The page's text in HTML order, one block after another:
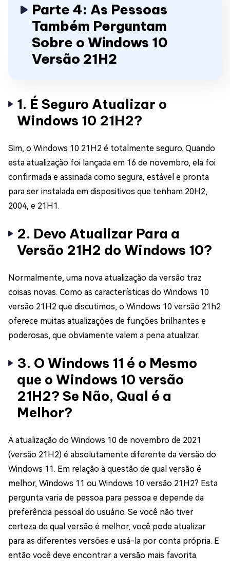
Parte 4: As Pessoas
Também Perguntam
Sobre o Windows 10
Versão 21H2
1. É Seguro Atualizar o
Windows 10 21H2?
Sim, o Windows 10 21H2 é totalmente seguro. Quando
esta atualização foi lançada em 16 de novembro, ela foi
confirmada e assinada como segura, estável e pronta
para ser instalada em dispositivos que tenham 20H2,
2004, e 21H1.
2. Devo Atualizar Para a
Versão 21H2 do Windows 10?
Normalmente, uma nova atualização da versão traz
coisas novas. Como as características do Windows 10
versão 21H2 que discutimos, o Windows 10 versão 21h2
oferece muitas atualizações de funções brilhantes e
poderosas, que obviamente valem a pena atualizar.
3. O Windows 11 é o Mesmo
que o Windows 10 versão
21H2? Se Não, Qual é a
Melhor?
A atualização do Windows 10 de novembro de 2021
(versão 21H2) é absolutamente diferente da versão do
Windows 11. Em relação à questão de qual versão é
melhor, Windows 11 ou Windows 10 versão 21H2? Esta
pergunta varia de pessoa para pessoa e depende da
preferência pessoal do usuário. Se você não tiver
certeza de qual versão é melhor, você pode atualizar
para as diferentes versões e usá-la por conta própria. E
então você deve encontrar a versão mais favorita